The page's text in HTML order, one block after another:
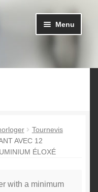
Menu
le
Tournevis
AVEC 12
ÉLOXÉ
with a minimum